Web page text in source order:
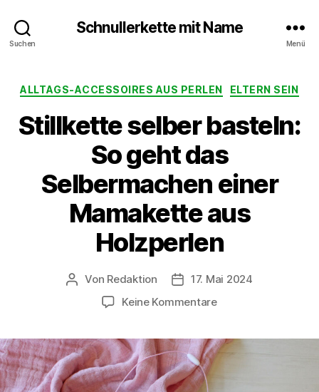
Suchen
Schnullerkette mit Name
Menü
Kategorien
ALLTAGS-ACCESSOIRES AUS PERLEN ELTERN SEIN
Stillkette selber basteln:
So geht das
Selbermachen einer
Mamakette aus
Holzperlen
Beitragsautor
Von Redaktion Beitragsdatum
17. Mai 2024
Keine Kommentarezu
basteln:
geht